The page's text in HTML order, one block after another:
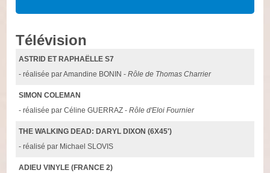
Télévision
ASTRID ET RAPHAËLLE S7
- réalisée par Amandine BONIN -Rôle de Thomas Charrier
SIMON COLEMAN
- réalisée par Céline GUERRAZ -Rôle d'Eloi Fournier
THE WALKING DEAD: DARYL DIXON (6X45')
- réalisé par Michael SLOVIS
ADIEU VINYLE (FRANCE 2)